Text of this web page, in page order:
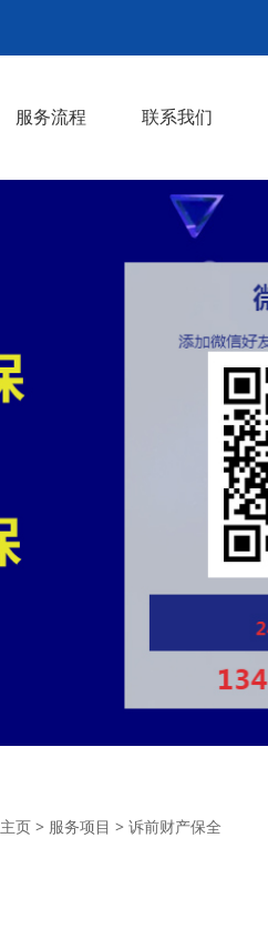
服务流程 联系我们
主页 > 服务项目 > 诉前财产保全